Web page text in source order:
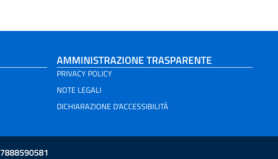
AMMINISTRAZIONE TRASPARENTE
PRIVACY POLICY
NOTE LEGALI
DICHIARAZIONE D'ACCESSIBILITÀ